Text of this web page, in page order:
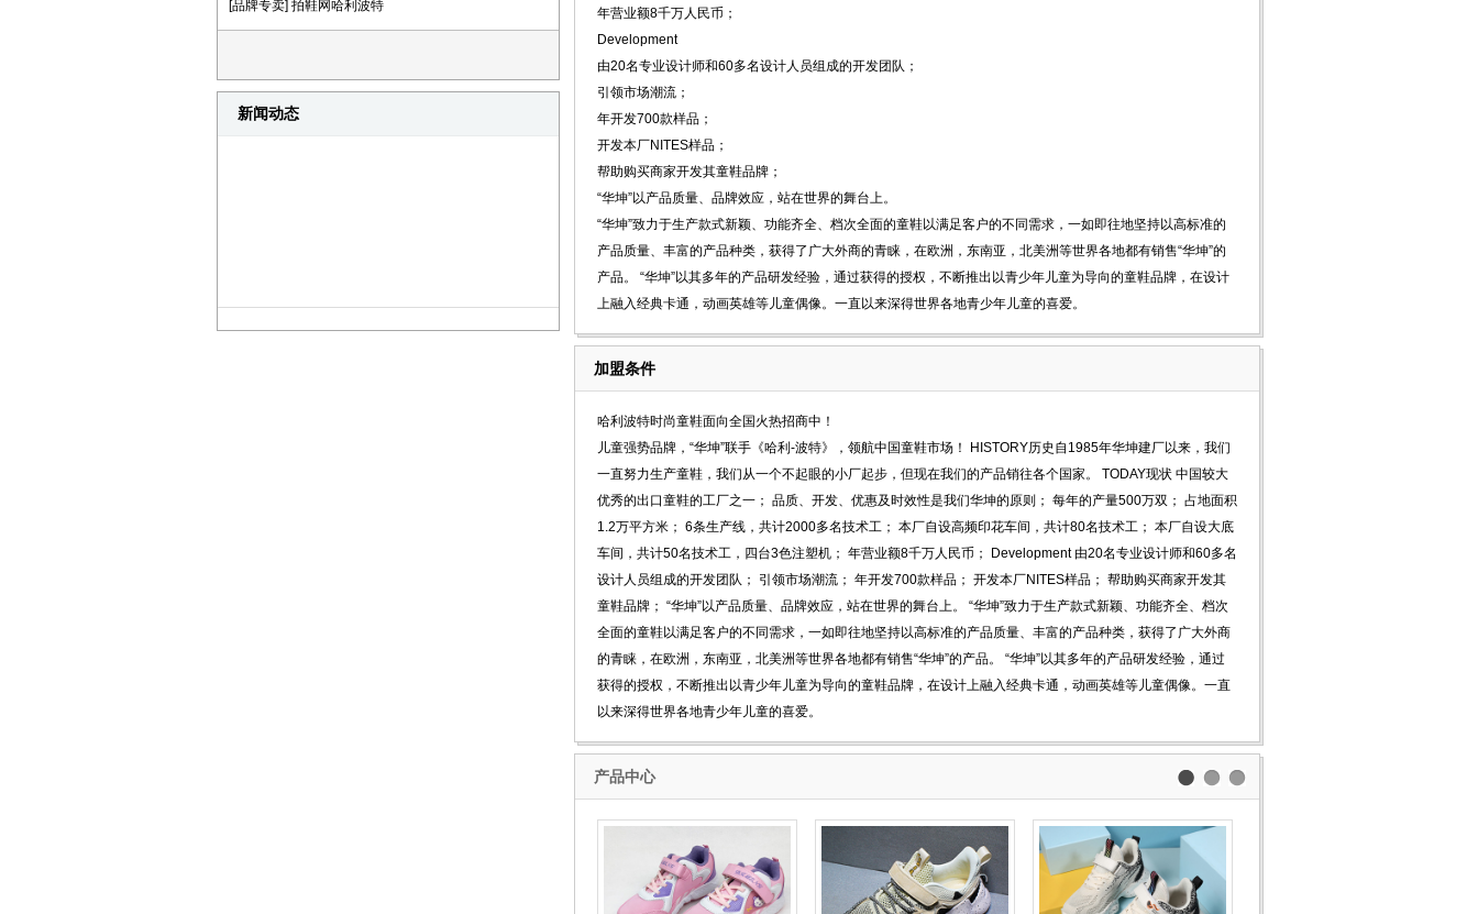
年营业额8千万人民币；
Development
由20名专业设计师和60多名设计人员组成的开发团队；
引领市场潮流；
年开发700款样品；
开发本厂NITES样品；
帮助购买商家开发其童鞋品牌；
“华坤”以产品质量、品牌效应，站在世界的舞台上。
“华坤”致力于生产款式新颖、功能齐全、档次全面的童鞋以满足客户的不同需求，一如即往地坚持以高标准的
产品质量、丰富的产品种类，获得了广大外商的青睐，在欧洲，东南亚，北美洲等世界各地都有销售“华坤”的
产品。 “华坤”以其多年的产品研发经验，通过获得的授权，不断推出以青少年儿童为导向的童鞋品牌，在设计
上融入经典卡通，动画英雄等儿童偶像。一直以来深得世界各地青少年儿童的喜爱。
加盟条件
哈利波特时尚童鞋面向全国火热招商中！
儿童强势品牌，“华坤”联手《哈利-波特》，领航中国童鞋市场！ HISTORY历史自1985年华坤建厂以来，我们
一直努力生产童鞋，我们从一个不起眼的小厂起步，但现在我们的产品销往各个国家。 TODAY现状 中国较大
优秀的出口童鞋的工厂之一； 品质、开发、优惠及时效性是我们华坤的原则； 每年的产量500万双； 占地面积
1.2万平方米； 6条生产线，共计2000多名技术工； 本厂自设高频印花车间，共计80名技术工； 本厂自设大底
车间，共计50名技术工，四台3色注塑机； 年营业额8千万人民币； Development 由20名专业设计师和60多名
设计人员组成的开发团队； 引领市场潮流； 年开发700款样品； 开发本厂NITES样品； 帮助购买商家开发其
童鞋品牌； “华坤”以产品质量、品牌效应，站在世界的舞台上。 “华坤”致力于生产款式新颖、功能齐全、档次
全面的童鞋以满足客户的不同需求，一如即往地坚持以高标准的产品质量、丰富的产品种类，获得了广大外商
的青睐，在欧洲，东南亚，北美洲等世界各地都有销售“华坤”的产品。 “华坤”以其多年的产品研发经验，通过
获得的授权，不断推出以青少年儿童为导向的童鞋品牌，在设计上融入经典卡通，动画英雄等儿童偶像。一直
以来深得世界各地青少年儿童的喜爱。
产品中心
[品牌专卖] 拍鞋网哈利波特
新闻动态